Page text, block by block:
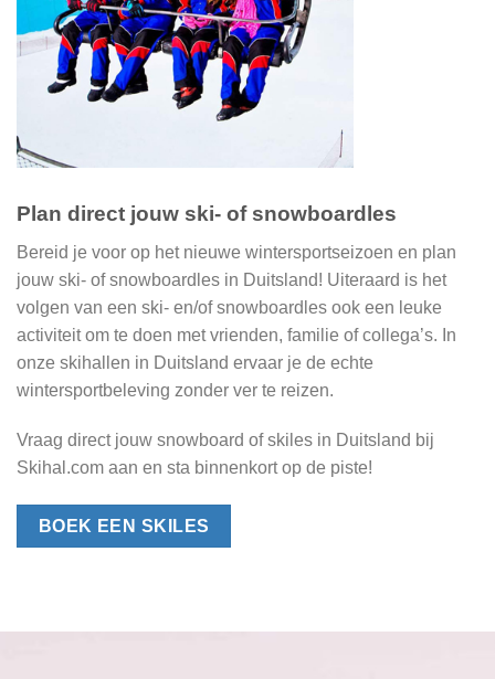
Plan direct jouw ski- of snowboardles
Bereid je voor op het nieuwe wintersportseizoen en plan
jouw ski- of snowboardles in Duitsland! Uiteraard is het
volgen van een ski- en/of snowboardles ook een leuke
activiteit om te doen met vrienden, familie of collega’s. In
onze skihallen in Duitsland ervaar je de echte
wintersportbeleving zonder ver te reizen.
Vraag direct jouw snowboard of skiles in Duitsland bij
Skihal.com aan en sta binnenkort op de piste!
BOEK EEN SKILES